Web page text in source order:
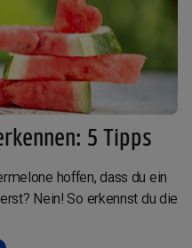
5 Tipps
hoffen, dass du ein
Nein! So erkennst du die